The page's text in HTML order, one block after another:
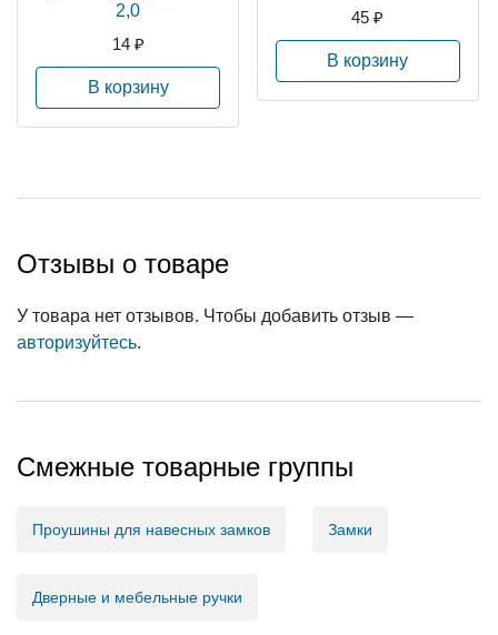
2,0
14 ₽
В корзину
45 ₽
В корзину
Отзывы о товаре
У товара нет отзывов. Чтобы добавить отзыв —
авторизуйтесь.
Смежные товарные группы
Проушины для навесных замков Замки
Дверные и мебельные ручки